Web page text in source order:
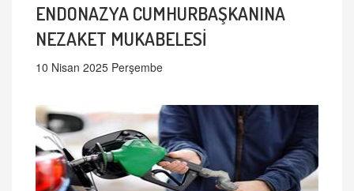
ENDONAZYA CUMHURBAŞKANINA
NEZAKET MUKABELESİ
10 Nisan 2025 Perşembe